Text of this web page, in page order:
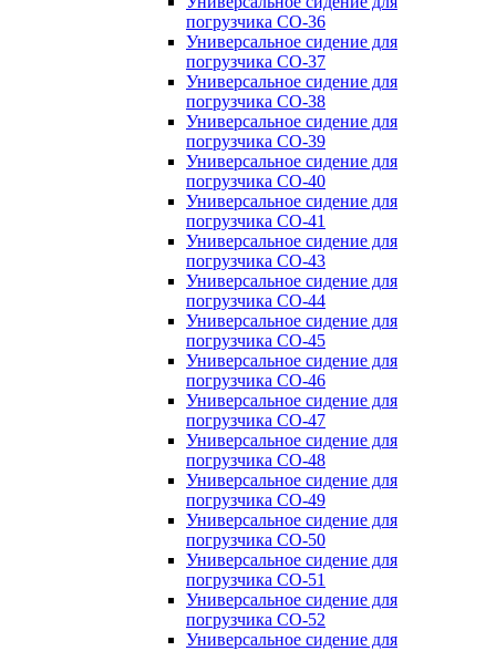
погрузчика CO-36
Универсальное сидение для
погрузчика CO-37
Универсальное сидение для
погрузчика CO-38
Универсальное сидение для
погрузчика CO-39
Универсальное сидение для
погрузчика CO-40
Универсальное сидение для
погрузчика CO-41
Универсальное сидение для
погрузчика CO-43
Универсальное сидение для
погрузчика CO-44
Универсальное сидение для
погрузчика CO-45
Универсальное сидение для
погрузчика CO-46
Универсальное сидение для
погрузчика CO-47
Универсальное сидение для
погрузчика CO-48
Универсальное сидение для
погрузчика CO-49
Универсальное сидение для
погрузчика CO-50
Универсальное сидение для
погрузчика CO-51
Универсальное сидение для
погрузчика CO-52
Универсальное сидение для